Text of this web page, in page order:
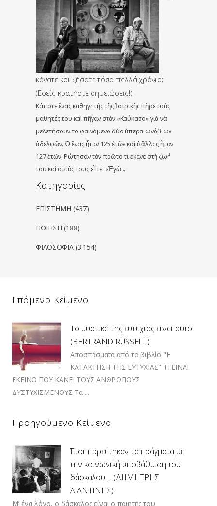
κάνατε και ζήσατε τόσο πολλά χρόνια;
(Εσείς κρατήστε σημειώσεις!)
Κάποτε ἕνας καθηγητὴς τῆς Ἰατρικῆς πῆρε τοὺς
μαθητές του καὶ πῆγαν στὸν «Καύκασο» γιὰ νὰ
μελετήσουν το φαινόμενο δύο ὑπεραιωνόβιων
ἀδελφῶν. Ὁ ἕνας ἦταν 125 ἐτῶν καὶ ὁ ἄλλος ἦταν
127 ἐτῶν. Ρώτησαν τὸν πρῶτο τι ἔκανε στὴ ζωή
του καὶ αὐτὸς τους εἶπε: «Ἐγὼ…
Kατηγορίες
ΕΠΙΣΤΗΜΗ (437)
ΠΟΙΗΣΗ (188)
ΦΙΛΟΣΟΦΙΑ (3.154)
Επόμενο Κείμενο
Το μυστικό της ευτυχίας είναι αυτό
(BERTRAND RUSSELL)
Αποσπάσματα από το βιβλίο "Η
ΚΑΤΑΚΤΗΣΗ ΤΗΣ ΕΥΤΥΧΙΑΣ" TΙ ΕΙΝΑΙ
ΕΚΕΙΝΟ ΠΟΥ ΚΑΝΕΙ ΤΟΥΣ ΑΝΘΡΩΠΟΥΣ
ΔΥΣΤΥΧΙΣΜΕΝΟΥΣ Τα ...
Προηγούμενο Κείμενο
Έτσι πορεύτηκαν τα πράγματα με
την κοινωνική υποβάθμιση του
δάσκαλου ... (ΔΗΜΗΤΡΗΣ
ΛΙΑΝΤΙΝΗΣ)
Μ’ ένα λόγο, ο δάσκαλος είναι ο ποιητής του